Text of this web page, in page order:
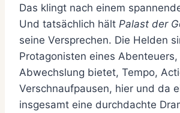
Das klingt nach einem
Und tatsächlich hält Palast der
seine Versprechen. Die Helden
Protagonisten eines Abenteuers,
Abwechslung bietet, Tempo,
Verschnaufpausen, hier und da
insgesamt eine durchdachte